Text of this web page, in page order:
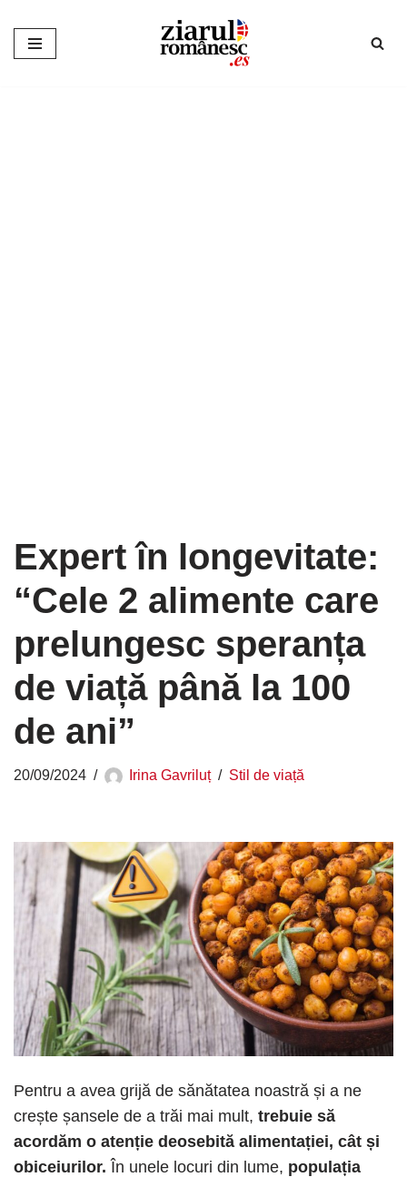
Sari
Expert în longevitate:
“Cele 2 alimente care
prelungesc speranța
de viață până la 100
de ani”
20/09/2024 Irina Gavriluț Stil de viață
Pentru a avea grijă de sănătatea noastră și a ne
crește șansele de a trăi mai mult, trebuie să
acordăm o atenție deosebită alimentației, cât și
obiceiurilor. În unele locuri din lume, populația